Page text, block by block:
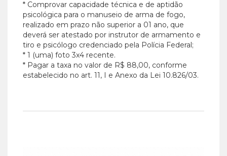
* Comprovar capacidade técnica e de aptidão
psicológica para o manuseio de arma de fogo,
realizado em prazo não superior a 01 ano, que
deverá ser atestado por instrutor de armamento e
tiro e psicólogo credenciado pela Polícia Federal;
* 1 (uma) foto 3x4 recente.
* Pagar a taxa no valor de R$ 88,00, conforme
estabelecido no art. 11, I e Anexo da Lei 10.826/03.